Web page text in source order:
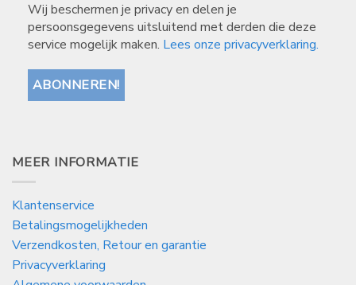
Wij beschermen je privacy en delen je
persoonsgegevens uitsluitend met derden die deze
service mogelijk maken. Lees onze privacyverklaring.
MEER INFORMATIE
Klantenservice
Betalingsmogelijkheden
Verzendkosten, Retour en garantie
Privacyverklaring